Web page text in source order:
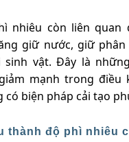
nhiêu còn liên quan
giữ nước, giữ phân
sinh vật. Đây là
mạnh trong điều
có biện pháp cải tạo
thành độ phì nhiêu